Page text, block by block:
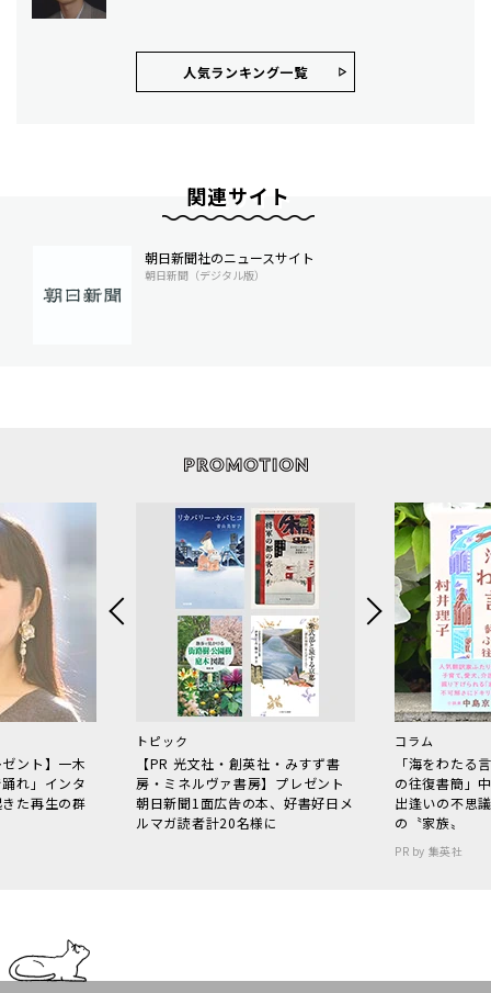
人気ランキング⼀覧
関連サイト
朝日新聞社のニュースサイト
朝日新聞（デジタル版）
ント】一木
れ」インタ
た再生の群
トピック
【PR 光文社・創英社・みすず書
房・ミネルヴァ書房】プレゼント
朝日新聞1面広告の本、好書好日メ
ルマガ読者計20名様に
コラム
「海をわた
の往復書簡」
出逢いの不思
の〝家族〟
PR by 集英社